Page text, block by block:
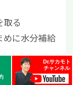
Dr.サカモト
チャンネル
取る
めに水分補給
ランスのよい